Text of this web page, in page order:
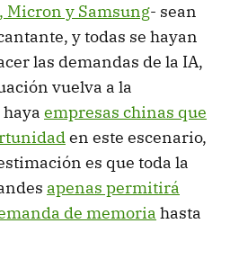
Micron y Samsung- sean
y todas se hayan
las demandas de la IA,
vuelva a la
empresas chinas que
en este escenario,
es que toda la
apenas permitirá
de memoria hasta